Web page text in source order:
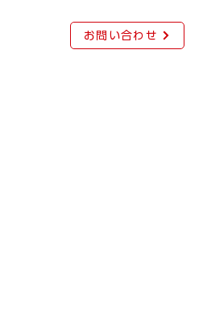
お問い合わせ